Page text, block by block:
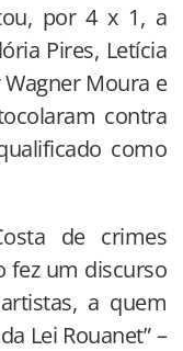
por 4 x 1, a
Pires, Letícia
Wagner Moura e
contra
como
de crimes
fez um discurso
a quem
Lei Rouanet” –